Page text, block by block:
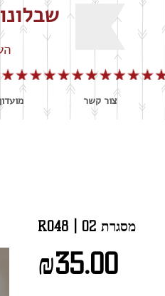
צור קשר
R048 | מסגרת 02
₪35.00מחיר